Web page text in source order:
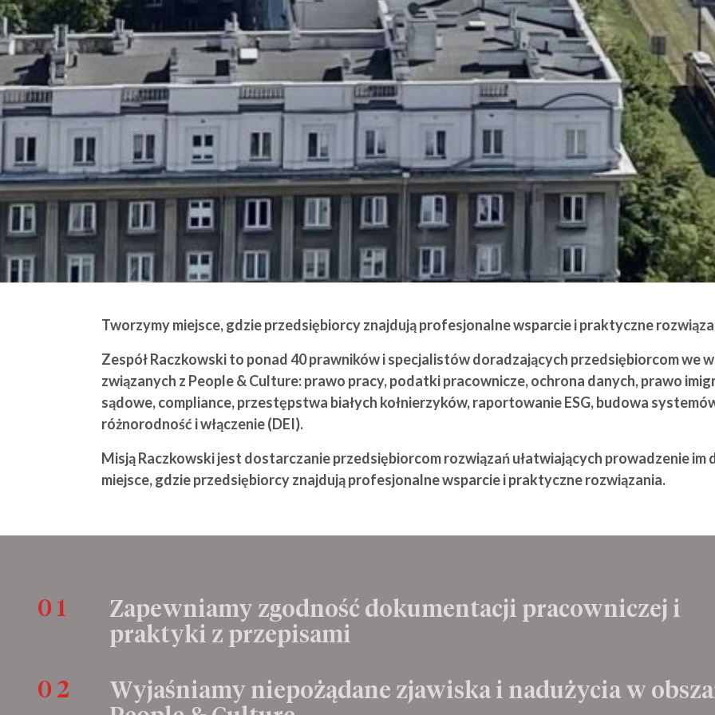
Tworzymy miejsce, gdzie przedsiębiorcy znajdują profesjonalne wsparcie i praktyczne
Zespół Raczkowski to ponad 40 prawników i specjalistów doradzających przedsiębiorcom we
związanych z People & Culture: prawo pracy, podatki pracownicze, ochrona danych, prawo
sądowe, compliance, przestępstwa białych kołnierzyków, raportowanie ESG, budowa
różnorodność i włączenie (DEI).
Misją Raczkowski jest dostarczanie przedsiębiorcom rozwiązań ułatwiających prowadzenie im
miejsce, gdzie przedsiębiorcy znajdują profesjonalne wsparcie i praktyczne rozwiązania.
0 1
Zapewniamy zgodność dokumentacji pracowniczej i
praktyki z przepisami
Zapewnienie zgodności z przepisami prawnymi jest
pracodawców. Audyty dokumentacji pracowniczej i
0 2
Wyjaśniamy niepożądane zjawiska i nadużycia w